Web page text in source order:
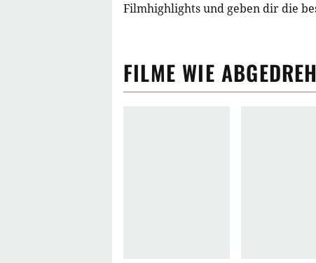
Filmhighlights und geben dir die
FILME WIE